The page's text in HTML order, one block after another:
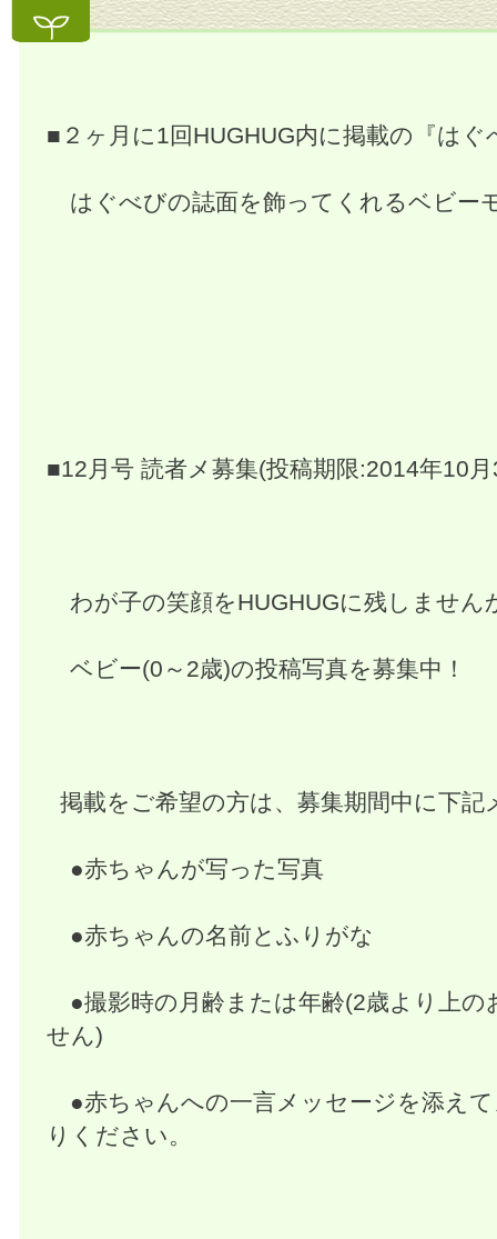
■２ヶ月に1回HUGHUG内に掲載の『はぐ
はぐべびの誌面を飾ってくれるベビー
■12月号 読者メ募集(投稿期限:2014年10
わが子の笑顔をHUGHUGに残しません
ベビー(0～2歳)の投稿写真を募集中！
掲載をご希望の方は、募集期間中に下
●赤ちゃんが写った写真
●赤ちゃんの名前とふりがな
●撮影時の月齢または年齢(2歳より上の
せん)
●赤ちゃんへの一言メッセージを添え
りください。